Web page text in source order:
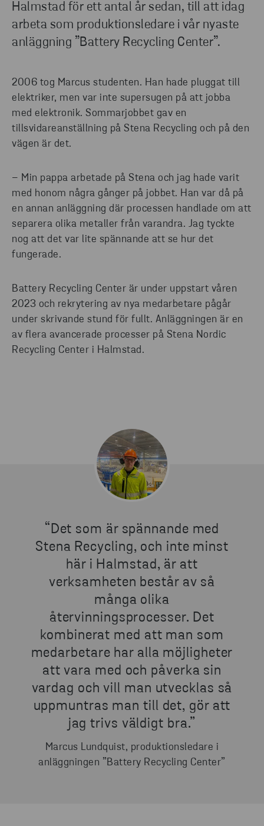
Halmstad för ett antal år sedan, till att idag
arbeta som produktionsledare i vår nyaste
anläggning ”Battery Recycling Center”.
2006 tog Marcus studenten. Han hade pluggat till
elektriker, men var inte supersugen på att jobba
med elektronik. Sommarjobbet gav en
tillsvidareanställning på Stena Recycling och på den
vägen är det.
– Min pappa arbetade på Stena och jag hade varit
med honom några gånger på jobbet. Han var då på
en annan anläggning där processen handlade om att
separera olika metaller från varandra. Jag tyckte
nog att det var lite spännande att se hur det
fungerade.
Battery Recycling Center är under uppstart våren
2023 och rekrytering av nya medarbetare pågår
under skrivande stund för fullt. Anläggningen är en
av flera avancerade processer på Stena Nordic
Recycling Center i Halmstad.
“Det som är spännande med
Stena Recycling, och inte minst
här i Halmstad, är att
verksamheten består av så
många olika
återvinningsprocesser. Det
kombinerat med att man som
medarbetare har alla möjligheter
att vara med och påverka sin
vardag och vill man utvecklas så
uppmuntras man till det, gör att
jag trivs väldigt bra.”
Marcus Lundquist, produktionsledare i
anläggningen ”Battery Recycling Center”